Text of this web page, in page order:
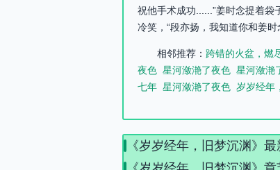
祝他手术成功......”姜时念提着袋
冷笑，“段亦扬，我知道你和姜
相邻推荐： 跨错的火盆，燃
夜色 星河潋滟了夜色 星河潋滟
七年 星河潋滟了夜色 岁岁经年
《岁岁经年，旧梦沉渊》